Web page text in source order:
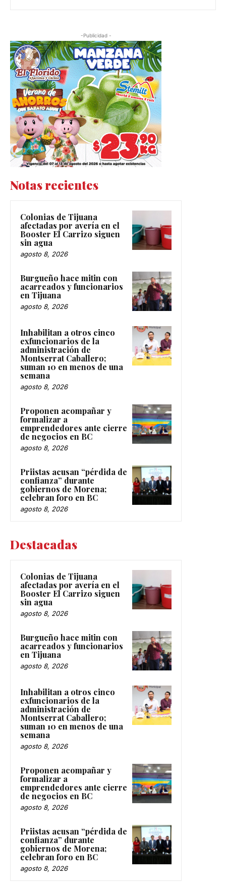
-Publicidad -
Notas recientes
Colonias de Tijuana
afectadas por avería en el
Booster El Carrizo siguen
sin agua
agosto 8, 2026
Burgueño hace mitin con
acarreados y funcionarios
en Tijuana
agosto 8, 2026
Inhabilitan a otros cinco
exfuncionarios de la
administración de
Montserrat Caballero;
suman 10 en menos de una
semana
agosto 8, 2026
Proponen acompañar y
formalizar a
emprendedores ante cierre
de negocios en BC
agosto 8, 2026
Priistas acusan “pérdida de
confianza” durante
gobiernos de Morena;
celebran foro en BC
agosto 8, 2026
Destacadas
Colonias de Tijuana
afectadas por avería en el
Booster El Carrizo siguen
sin agua
agosto 8, 2026
Burgueño hace mitin con
acarreados y funcionarios
en Tijuana
agosto 8, 2026
Inhabilitan a otros cinco
exfuncionarios de la
administración de
Montserrat Caballero;
suman 10 en menos de una
semana
agosto 8, 2026
Proponen acompañar y
formalizar a
emprendedores ante cierre
de negocios en BC
agosto 8, 2026
Priistas acusan “pérdida de
confianza” durante
gobiernos de Morena;
celebran foro en BC
agosto 8, 2026